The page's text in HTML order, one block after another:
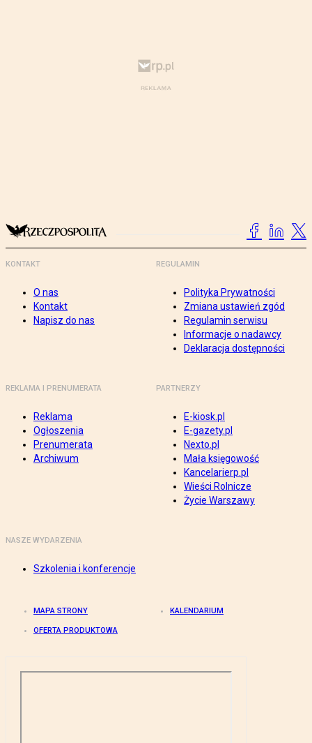
KONTAKT
O nas
Kontakt
Napisz do nas
REGULAMIN
Polityka Prywatności
Zmiana ustawień zgód
Regulamin serwisu
Informacje o nadawcy
Deklaracja dostępności
REKLAMA I PRENUMERATA
Reklama
Ogłoszenia
Prenumerata
Archiwum
PARTNERZY
E-kiosk.pl
E-gazety.pl
Nexto.pl
Mała księgowość
Kancelarierp.pl
Wieści Rolnicze
Życie Warszawy
NASZE WYDARZENIA
Szkolenia i konferencje
MAPA STRONY KALENDARIUM
OFERTA PRODUKTOWA